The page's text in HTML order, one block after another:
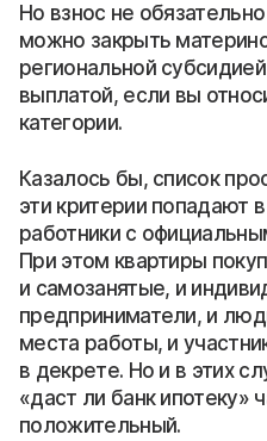
Но взнос не
можно закрыть
региональной
выплатой, если вы
категории.
Казалось бы, список
эти критерии попадают
работники с
При этом квартиры
и самозанятые, и
предприниматели, и
места работы, и
в декрете. Но и в этих
«даст ли банк ипотеку»
положительный.